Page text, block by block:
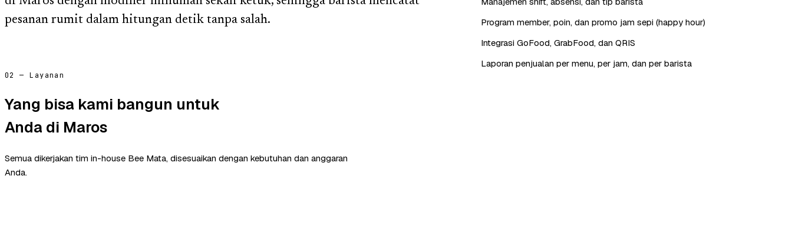
pesanan rumit dalam hitungan detik tanpa salah.
Program member, poin, dan promo jam sepi (happy hour)
Integrasi GoFood, GrabFood, dan QRIS
Laporan penjualan per menu, per jam, dan per barista
02 — Layanan
Yang bisa kami bangun untuk
Anda di Maros
Semua dikerjakan tim in-house Bee Mata, disesuaikan dengan kebutuhan dan anggaran
Anda.